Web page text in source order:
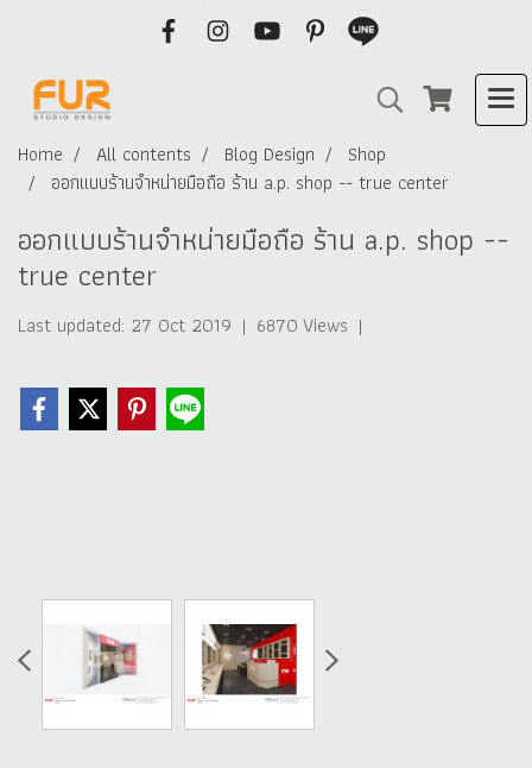
Home All contents Blog Design
Shop
ออกแบบร้านจำหน่ายมือถือ ร้าน a.p. shop -- true center
ออกแบบร้านจำหน่ายมือถือ ร้าน a.p. shop --
true center
Last updated: 27 Oct 2019 | 6870 Views |